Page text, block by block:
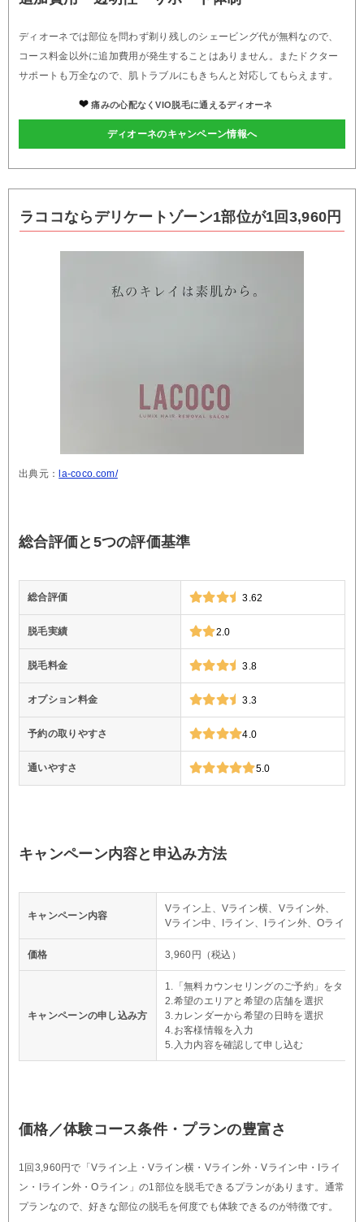
ディオーネでは部位を問わず剃り残しのシェービング代が無料なので、
コース料金以外に追加費用が発生することはありません。またドクター
サポートも万全なので、肌トラブルにもきちんと対応してもらえます。
痛みの心配なくVIO脱毛に通えるディオーネ
ディオーネのキャンペーン情報へ
ラココならデリケートゾーン1部位が1回3,960円
出典元：la-coco.com/
総合評価と5つの評価基準
総合評価 3.62
脱毛実績 2.0
脱毛料金 3.8
オプション料金 3.3
予約の取りやすさ 4.0
通いやすさ 5.0
キャンペーン内容と申込み方法
キャンペーン内容
Vライン上、Vライン横、Vライン外、
Vライン中、Iライン、Iライン外、Oライン
価格 3,960円（税込）
キャンペーンの申し込み方
1.「無料カウンセリングのご予約」をタップ
2.希望のエリアと希望の店舗を選択
3.カレンダーから希望の日時を選択
4.お客様情報を入力
5.入力内容を確認して申し込む
価格／体験コース条件・プランの豊富さ
1回3,960円で「Vライン上・Vライン横・Vライン外・Vライン中・Iライ
ン・Iライン外・Oライン」の1部位を脱毛できるプランがあります。通常
プランなので、好きな部位の脱毛を何度でも体験できるのが特徴です。